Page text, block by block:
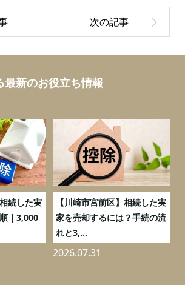
最新のお役立ち情報
続した実
｜3,000
【川崎市宮前区】相続した実
家を売却するには？手続の流
れと3,...
2026.07.31